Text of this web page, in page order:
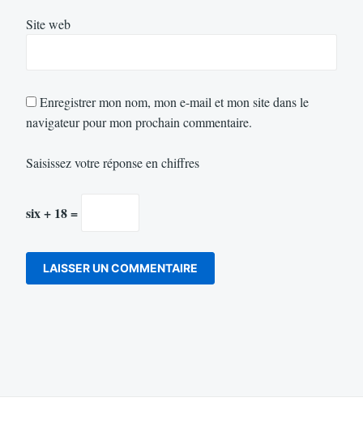
Site web
Enregistrer mon nom, mon e-mail et mon site dans le
navigateur pour mon prochain commentaire.
Saisissez votre réponse en chiffres
six + 18 =